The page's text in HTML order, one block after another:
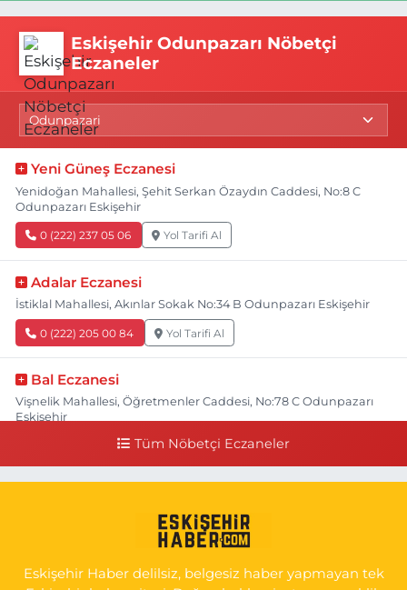
Eskişehir Odunpazarı Nöbetçi
Eczaneler
Yeni Güneş Eczanesi
Yenidoğan Mahallesi, Şehit Serkan Özaydın Caddesi, No:8 C
Odunpazarı Eskişehir
0 (222) 237 05 06 Yol Tarifi Al
Adalar Eczanesi
İstiklal Mahallesi, Akınlar Sokak No:34 B Odunpazarı Eskişehir
0 (222) 205 00 84 Yol Tarifi Al
Bal Eczanesi
Vişnelik Mahallesi, Öğretmenler Caddesi, No:78 C Odunpazarı
Eskişehir
0 (222) 225 50 00 Yol Tarifi Al
Gültepe Mahallesi, Halk Caddesi No:107 C Odunpazarı Eskişehir
Yol Tarifi Al
Tüm Nöbetçi Eczaneler
Eskişehir Haber delilsiz, belgesiz haber yapmayan tek